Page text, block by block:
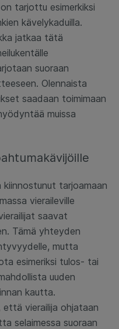
tarjottu esimerkiksi
kävelykaduilla.
jatkaa tätä
suoraan
Olennaista
saadaan toimimaan
muissa
tarjoamaan
vieraileville
saavat
Tämä yhteyden
mutta
esimeriksi tulos- tai
uuden
kautta.
että vierailija ohjataan
selaimessa suoraan